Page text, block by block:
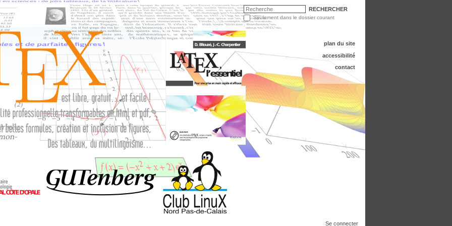
CHERCHER
PARSeulement dans le dossier courant
Recherche
avancée…
plan du site
accessibilité
contact
Se connecter